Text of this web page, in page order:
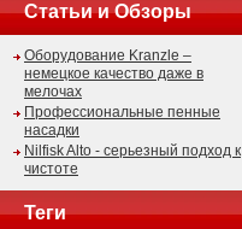
Статьи и Обзоры
Оборудование Kranzle –
немецкое качество даже в
мелочах
Профессиональные пенные
насадки
Nilfisk Alto - серьезный подход к
чистоте
Теги